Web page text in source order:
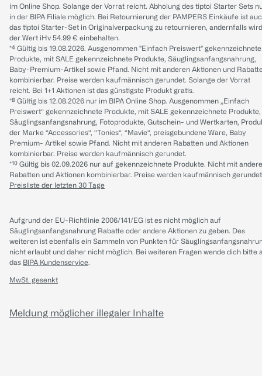
im Online Shop. Solange der Vorrat reicht. Abholung des tiptoi Starter Sets
in der BIPA Filiale möglich. Bei Retournierung der PAMPERS Einkäufe ist
das tiptoi Starter-Set in Originalverpackung zu retournieren, andernfalls wird
der Wert iHv 54.99 € einbehalten.
*⁴ Gültig bis 19.08.2026. Ausgenommen "Einfach Preiswert" gekennzeichnete
Produkte, mit SALE gekennzeichnete Produkte, Säuglingsanfangsnahrung,
Baby-Premium-Artikel sowie Pfand. Nicht mit anderen Aktionen und
kombinierbar. Preise werden kaufmännisch gerundet. Solange der Vorrat
reicht. Bei 1+1 Aktionen ist das günstigste Produkt gratis.
*⁸ Gültig bis 12.08.2026 nur im BIPA Online Shop. Ausgenommen „Einfach
Preiswert“ gekennzeichnete Produkte, mit SALE gekennzeichnete Produkte,
Säuglingsanfangsnahrung, Fotoprodukte, Gutschein- und Wertkarten,
der Marke “Accessories“, “Tonies“, “Mavie“, preisgebundene Ware, Baby
Premium- Artikel sowie Pfand. Nicht mit anderen Rabatten und Aktionen
kombinierbar. Preise werden kaufmännisch gerundet.
*¹⁰ Gültig bis 02.09.2026 nur auf gekennzeichnete Produkte. Nicht mit
Rabatten und Aktionen kombinierbar. Preise werden kaufmännisch
Preisliste der letzten 30 Tage
Aufgrund der EU-Richtlinie 2006/141/EG ist es nicht möglich auf
Säuglingsanfangsnahrung Rabatte oder andere Aktionen zu geben. Des
weiteren ist ebenfalls ein Sammeln von Punkten für
nicht erlaubt und daher nicht möglich. Bei weiteren Fragen wende dich bitte
das BIPA Kundenservice.
MwSt. gesenkt
Meldung möglicher illegaler Inhalte